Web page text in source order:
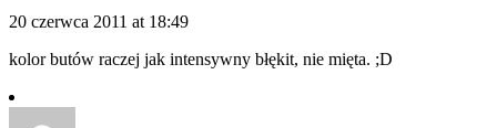
20 czerwca 2011 at 18:49
kolor butów raczej jak intensywny błękit, nie mięta. ;D